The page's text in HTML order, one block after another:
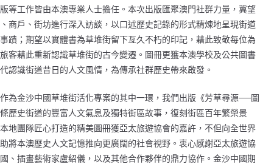
等工作皆由本澳專業人士擔任。本次出版匯聚澳門社群力量，冀望
商戶、街坊進行深入訪談，以口述歷史記錄的形式精煉地呈現街道
蹟；期望以實體書為草堆街留下亙久不朽的印記，藉此致敬每位為
客藉此重新認識草堆街的古今變遷。圖冊更獲本澳學校及公共圖書
認識街道昔日的人文風情，為傳承社群歷史帶來啟發。
為金沙中國草堆街活化專案的其中一環，我們出版《芳草尋源──圖
歷史街道的豐富人文氣息及獨特街區故事，復刻街區百年繁榮景
地團隊匠心打造的精美圖冊獲亞太旅遊協會的嘉許，不但向全世界
將本澳歷史人文記憶推向更廣闊的社會視野。衷心感謝亞太旅遊協
、插畫藝術家盧紹儀，以及其他合作夥伴的鼎力協作。金沙中國期